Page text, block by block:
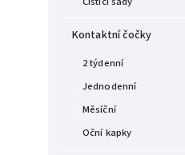
Kontaktní čočky
2 týdenní
Jednodenní
Měsíční
Oční kapky